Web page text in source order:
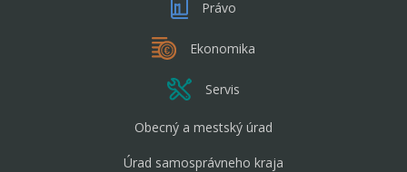
Právo
Ekonomika
Servis
Obecný a mestský úrad
Úrad samosprávneho kraja